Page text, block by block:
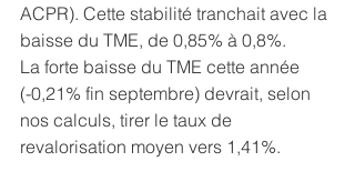
ACPR). Cette stabilité tranchait avec la
baisse du TME, de 0,85% à 0,8%.
La forte baisse du TME cette année
(-0,21% fin septembre) devrait, selon
nos calculs, tirer le taux de
revalorisation moyen vers 1,41%.